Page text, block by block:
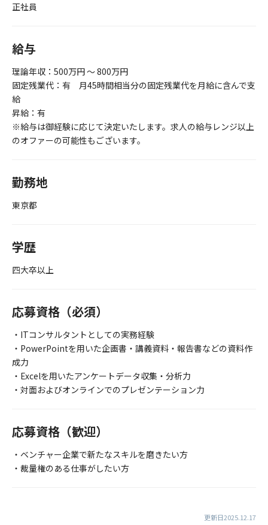
正社員
給与
理論年収：500万円 ～ 800万円
固定残業代：有 月45時間相当分の固定残業代を月給に含んで支
給
昇給：有
※給与は御経験に応じて決定いたします。求人の給与レンジ以上
のオファーの可能性もございます。
勤務地
東京都
学歴
四大卒以上
応募資格（必須）
・ITコンサルタントとしての実務経験
・PowerPointを用いた企画書・講義資料・報告書などの資料作
成力
・Excelを用いたアンケートデータ収集・分析力
・対面およびオンラインでのプレゼンテーション力
応募資格（歓迎）
・ベンチャー企業で新たなスキルを磨きたい方
・裁量権のある仕事がしたい方
更新日2025.12.17